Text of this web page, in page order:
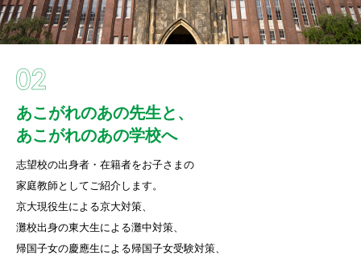
あこがれのあの先生と、
あこがれのあの学校へ
志望校の出身者・在籍者をお子さまの
家庭教師としてご紹介します。
京大現役生による京大対策、
灘校出身の東大生による灘中対策、
帰国子女の慶應生による帰国子女受験対策、